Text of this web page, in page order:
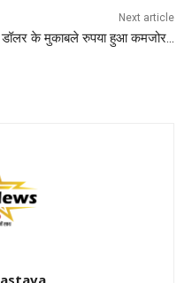
Next article
डॉलर के मुकाबले रुपया हुआ कमजोर…